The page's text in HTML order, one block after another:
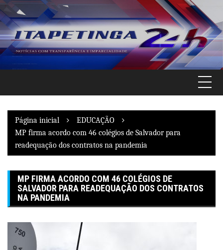
Pular
para
o
conteúdo
Página inicial
EDUCAÇÃO
MP firma acordo com 46 colégios de Salvador para
readequação dos contratos na pandemia
MP FIRMA ACORDO COM 46 COLÉGIOS DE
SALVADOR PARA READEQUAÇÃO DOS CONTRATOS
NA PANDEMIA